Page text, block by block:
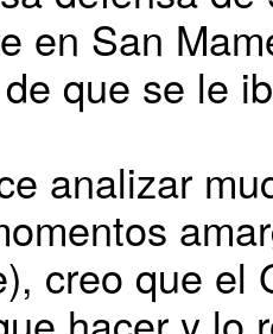
en San
que se le
analizar
creo que el